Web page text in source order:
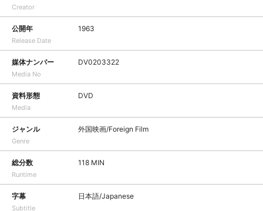
Creator
公開年
Release Date
1963
媒体ナンバー
Media No
DV0203322
資料形態
Media
DVD
ジャンル
Genre
外国映画/Foreign Film
総分数
Runtime
118 MIN
字幕
Subtitle
日本語/Japanese